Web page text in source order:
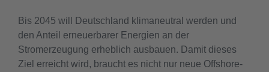
Bis 2045 will Deutschland klimaneutral werden und
den Anteil erneuerbarer Energien an der
Stromerzeugung erheblich ausbauen. Damit dieses
Ziel erreicht wird, braucht es nicht nur neue Offshore-